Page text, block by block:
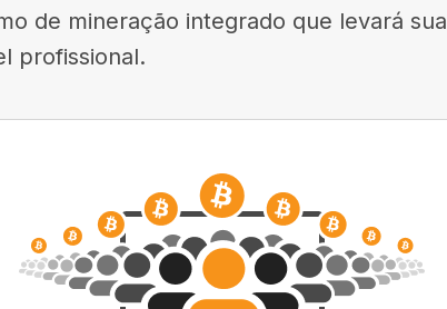
de mineração integrado que levará sua
profissional.